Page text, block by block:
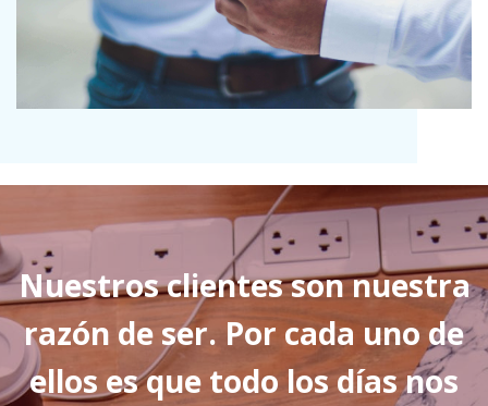
Nuestros clientes son nuestra
razón de ser. Por cada uno de
ellos es que todo los días nos